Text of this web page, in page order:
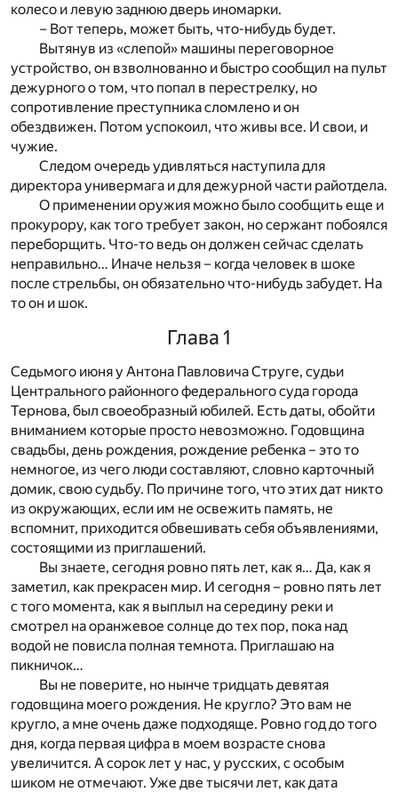
колесо и левую заднюю дверь иномарки.
– Вот теперь, может быть, что-нибудь будет.
Вытянув из «слепой» машины переговорное
устройство, он взволнованно и быстро сообщил на пульт
дежурного о том, что попал в перестрелку, но
сопротивление преступника сломлено и он
обездвижен. Потом успокоил, что живы все. И свои, и
чужие.
Следом очередь удивляться наступила для
директора универмага и для дежурной части райотдела.
О применении оружия можно было сообщить еще и
прокурору, как того требует закон, но сержант побоялся
переборщить. Что-то ведь он должен сейчас сделать
неправильно… Иначе нельзя – когда человек в шоке
после стрельбы, он обязательно что-нибудь забудет. На
то он и шок.
Глава 1
Седьмого июня у Антона Павловича Струге, судьи
Центрального районного федерального суда города
Тернова, был своеобразный юбилей. Есть даты, обойти
вниманием которые просто невозможно. Годовщина
свадьбы, день рождения, рождение ребенка – это то
немногое, из чего люди составляют, словно карточный
домик, свою судьбу. По причине того, что этих дат никто
из окружающих, если им не освежить память, не
вспомнит, приходится обвешивать себя объявлениями,
состоящими из приглашений.
Вы знаете, сегодня ровно пять лет, как я… Да, как я
заметил, как прекрасен мир. И сегодня – ровно пять лет
с того момента, как я выплыл на середину реки и
смотрел на оранжевое солнце до тех пор, пока над
водой не повисла полная темнота. Приглашаю на
пикничок…
Вы не поверите, но нынче тридцать девятая
годовщина моего рождения. Не кругло? Это вам не
кругло, а мне очень даже подходяще. Ровно год до того
дня, когда первая цифра в моем возрасте снова
увеличится. А сорок лет у нас, у русских, с особым
шиком не отмечают. Уже две тысячи лет, как дата